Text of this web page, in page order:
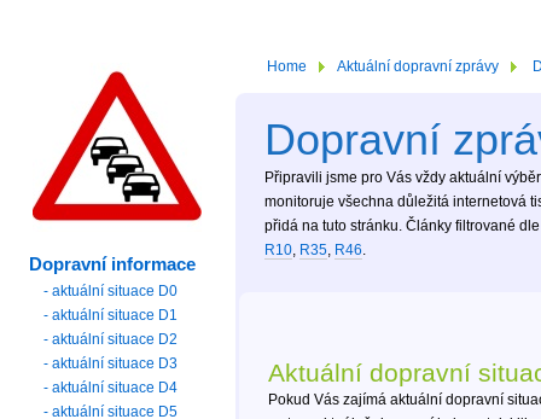
Home Aktuální dopravní zprávy
Dopravní
Připravili jsme pro Vás vždy aktuální
monitoruje všechna důležitá internetová
přidá na tuto stránku. Články filtrované
R10, R35, R46.
Aktuální dopravní
Pokud Vás zajímá aktuální dopravní
Dopravní informace
- aktuální situace D0
- aktuální situace D1
- aktuální situace D2
- aktuální situace D3
- aktuální situace D4
- aktuální situace D5